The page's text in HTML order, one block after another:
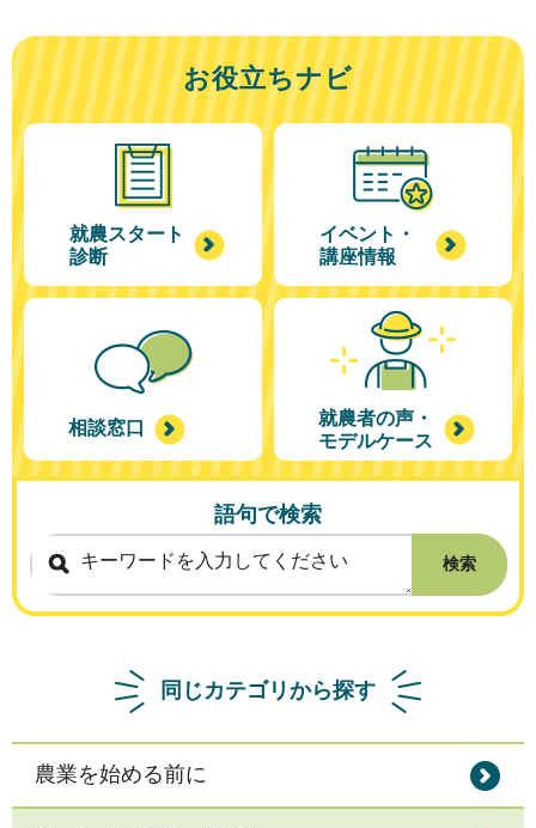
お役立ちナビ
就農スタート
診断
イベント・
講座情報
相談窓口
就農者の声・
モデルケース
語句で検索
検索
同じカテゴリから探す
農業を始める前に